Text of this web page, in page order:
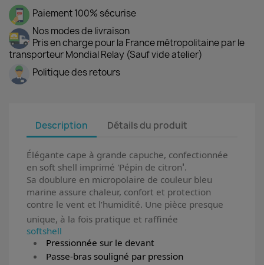
Paiement 100% sécurise
Nos modes de livraison
Pris en charge pour la France métropolitaine par le
transporteur Mondial Relay (Sauf vide atelier)
Politique des retours
Description Détails du produit
Élégante cape à grande capuche, confectionnée
en soft shell imprimé 'Pépin de citron'.
Sa doublure en micropolaire de couleur bleu
marine assure chaleur, confort et protection
contre le vent et l’humidité. Une pièce presque
unique, à la fois pratique et raffinée
softshell
Pressionnée sur le devant
Passe-bras souligné par pression